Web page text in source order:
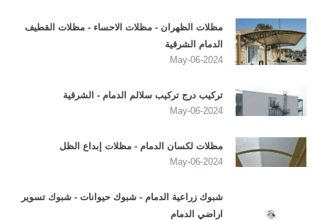
مظلات الظهران - مظلات الاحساء - مظلات القطيف
الدمام الشرقية
2024-May-06
تركيب درج تركيب سلالم الدمام - الشرقية
2024-May-06
مظلات لكسان الدمام - مظلات إبداع الظل
2024-May-06
شبوك زراعية الدمام - شبوك حيوانات - شبوك تسوير
اراضي الدمام